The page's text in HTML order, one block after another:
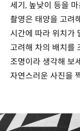
세기, 높낮이 등을
촬영은 태양을 고려
시간에 따라 위치가
고려해 차의 배치를
조명이라 생각해 보
자연스러운 사진을